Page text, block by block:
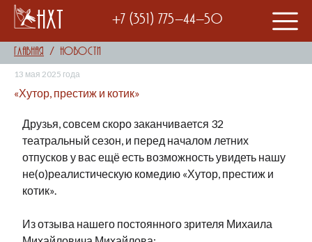
НХТ +7 (351) 775-44-50
Главная Новости
13 мая 2025 года
«Хутор, престиж и котик»
Друзья, совсем скоро заканчивается 32
театральный сезон, и перед началом летних
отпусков у вас ещё есть возможность увидеть нашу
не(о)реалистическую комедию «Хутор, престиж и
котик».
Из отзыва нашего постоянного зрителя Михаила